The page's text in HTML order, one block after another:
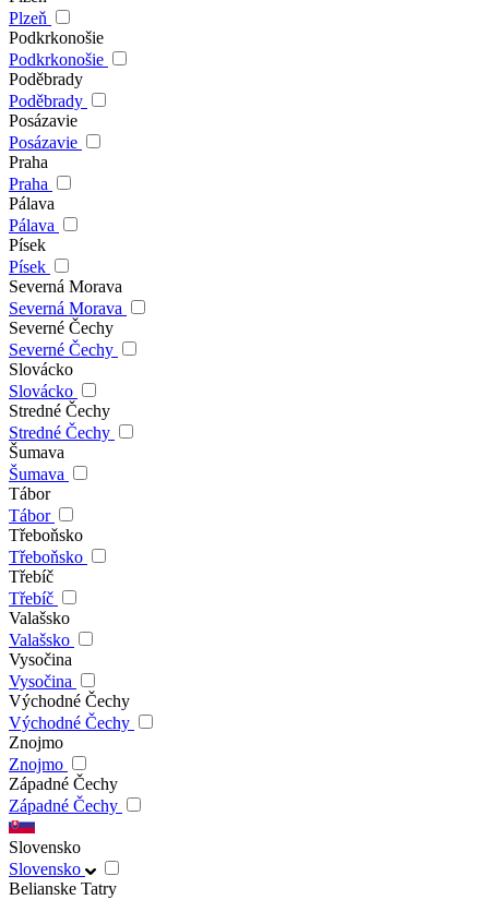
Plzeň
Podkrkonošie
Podkrkonošie
Poděbrady
Poděbrady
Posázavie
Posázavie
Praha
Praha
Pálava
Pálava
Písek
Písek
Severná Morava
Severná Morava
Severné Čechy
Severné Čechy
Slovácko
Slovácko
Stredné Čechy
Stredné Čechy
Šumava
Šumava
Tábor
Tábor
Třeboňsko
Třeboňsko
Třebíč
Třebíč
Valašsko
Valašsko
Vysočina
Vysočina
Východné Čechy
Východné Čechy
Znojmo
Znojmo
Západné Čechy
Západné Čechy
Slovensko
Slovensko
Belianske Tatry